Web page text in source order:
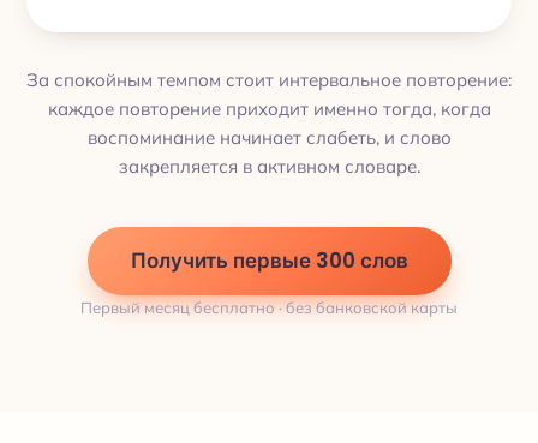
За спокойным темпом стоит интервальное повторение:
каждое повторение приходит именно тогда, когда
воспоминание начинает слабеть, и слово
закрепляется в активном словаре.
Получить первые 300 слов
Первый месяц бесплатно · без банковской карты